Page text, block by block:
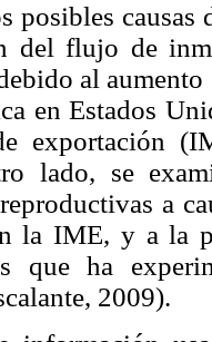
posibles
del flujo de
al
en Estados
exportación
lado, se
a
la IME, y a la
que ha
2009).